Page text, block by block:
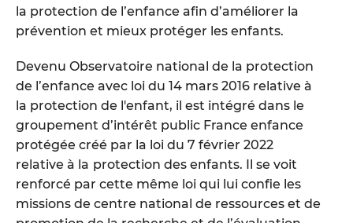
la protection de l’enfance afin d’améliorer la
prévention et mieux protéger les enfants.
Devenu Observatoire national de la protection
de l’enfance avec loi du 14 mars 2016 relative à
la protection de l'enfant, il est intégré dans le
groupement d’intérêt public France enfance
protégée créé par la loi du 7 février 2022
relative à la protection des enfants. Il se voit
renforcé par cette même loi qui lui confie les
missions de centre national de ressources et de